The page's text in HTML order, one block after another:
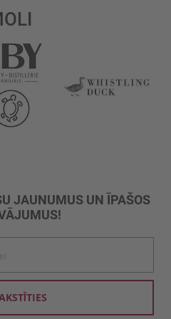
JAUNUMUS UN ĪPAŠOS